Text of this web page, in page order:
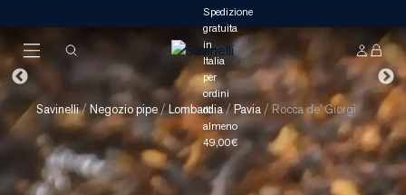
Savinelli/ Negozio pipe/Lombardia/Pavia / Rocca de' Giorgi